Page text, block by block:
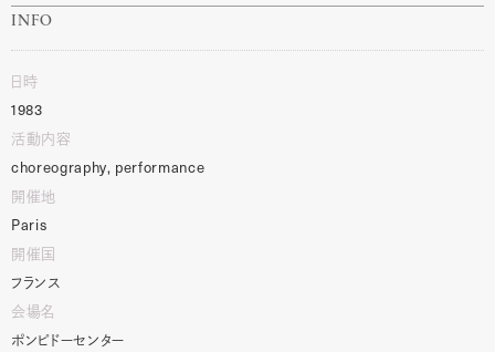
INFO
日時
1983
活動内容
choreography, performance
開催地
Paris
開催国
フランス
会場名
ポンピドーセンター